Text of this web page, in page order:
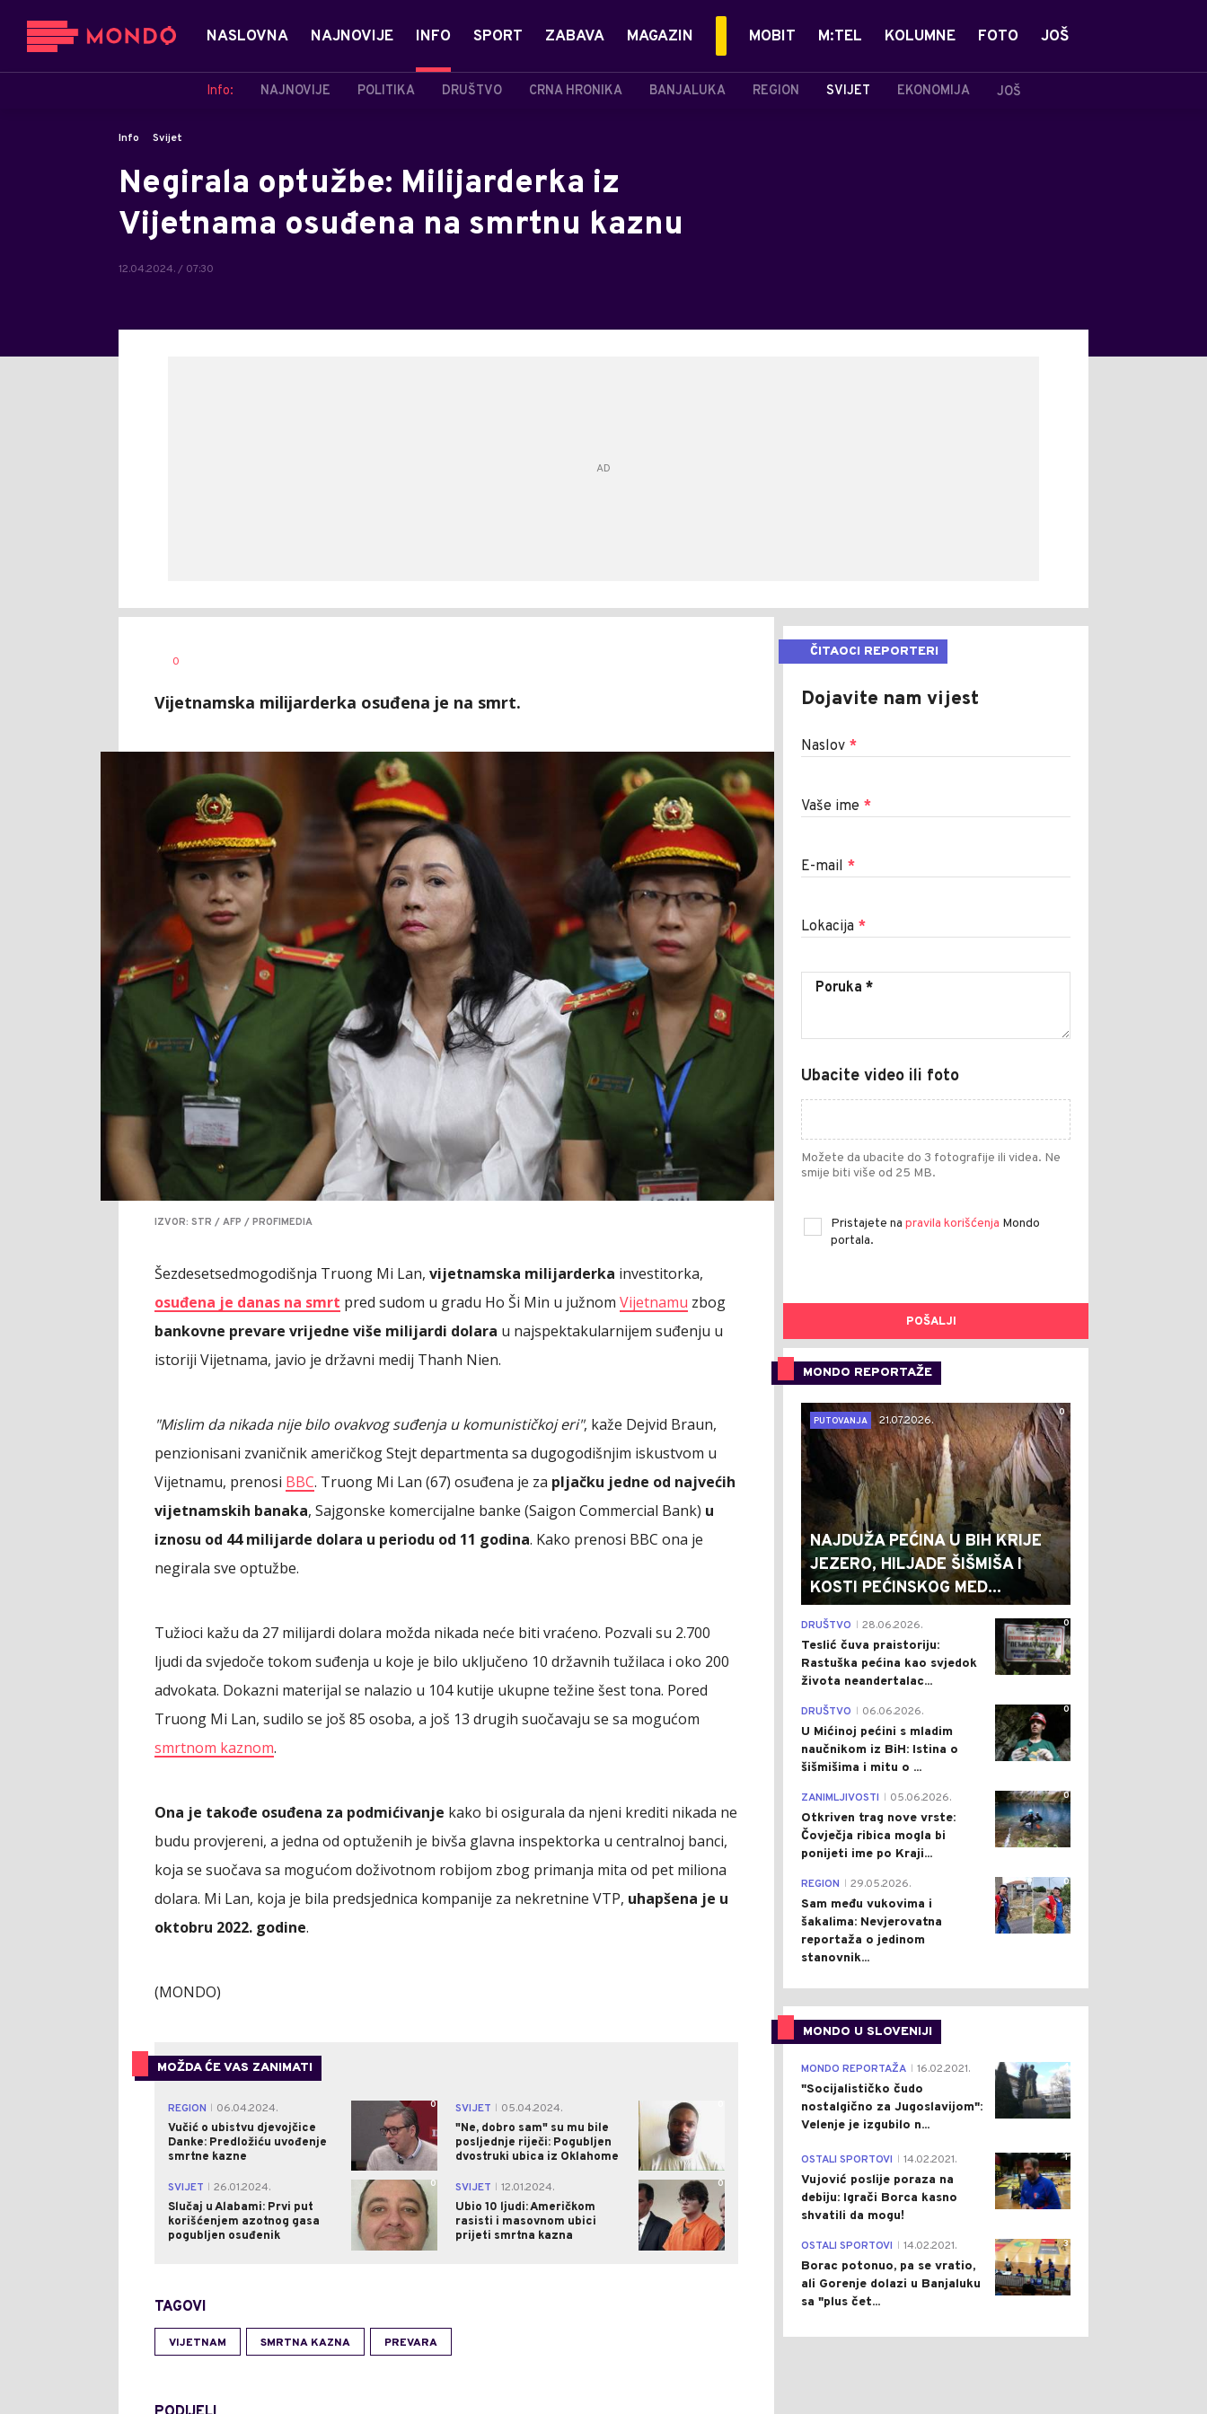
NASLOVNA NAJNOVIJE INFO
Info: NAJNOVIJE POLITIKA DRUŠTVO CRNA HRONIKA BANJALUKA REGION SVIJET EKONOMIJA JOŠ
SPORT ZABAVA MAGAZIN MOBIT M:TEL KOLUMNE FOTO JOŠ
Info Svijet
Negirala optužbe: Milijarderka iz
Vijetnama osuđena na smrtnu kaznu
12.04.2024. / 07:30
AUTOR
0
Vijetnamska milijarderka osuđena je na smrt.
IZVOR: STR / AFP / PROFIMEDIA
Šezdesetsedmogodišnja Truong Mi Lan, vijetnamska milijarderka investitorka,
osuđena je danas na smrt pred sudom u gradu Ho Ši Min u južnom Vijetnamu zbog
bankovne prevare vrijedne više milijardi dolara u najspektakularnijem suđenju u
istoriji Vijetnama, javio je državni medij Thanh Nien.
"Mislim da nikada nije bilo ovakvog suđenja u komunističkoj eri", kaže Dejvid Braun,
penzionisani zvaničnik američkog Stejt departmenta sa dugogodišnjim iskustvom u
Vijetnamu, prenosi BBC. Truong Mi Lan (67) osuđena je za pljačku jedne od najvećih
vijetnamskih banaka, Sajgonske komercijalne banke (Saigon Commercial Bank) u
iznosu od 44 milijarde dolara u periodu od 11 godina. Kako prenosi BBC ona je
negirala sve optužbe.
Tužioci kažu da 27 milijardi dolara možda nikada neće biti vraćeno. Pozvali su 2.700
ljudi da svjedoče tokom suđenja u koje je bilo uključeno 10 državnih tužilaca i oko 200
advokata. Dokazni materijal se nalazio u 104 kutije ukupne težine šest tona. Pored
Truong Mi Lan, sudilo se još 85 osoba, a još 13 drugih suočavaju se sa mogućom
smrtnom kaznom.
Ona je takođe osuđena za podmićivanje kako bi osigurala da njeni krediti nikada ne
budu provjereni, a jedna od optuženih je bivša glavna inspektorka u centralnoj banci,
koja se suočava sa mogućom doživotnom robijom zbog primanja mita od pet miliona
dolara. Mi Lan, koja je bila predsjednica kompanije za nekretnine VTP, uhapšena je u
oktobru 2022. godine.
(MONDO)
MOŽDA ĆE VAS ZANIMATI
REGION
06.04.2024.
Vučić o ubistvu djevojčice
Danke: Predložiću uvođenje
smrtne kazne
0 SVIJET
05.04.2024.
"Ne, dobro sam" su mu bile
posljednje riječi: Pogubljen
dvostruki ubica iz Oklahome
SVIJET
26.01.2024.
Slučaj u Alabami: Prvi put
korišćenjem azotnog gasa
pogubljen osuđenik
0 SVIJET
12.01.2024.
Ubio 10 ljudi: Američkom
rasisti i masovnom ubici
prijeti smrtna kazna
0
TAGOVI
VIJETNAM SMRTNA KAZNA PREVARA
ČITAOCI REPORTERI
Dojavite nam vijest
Naslov *
Vaše ime *
E-mail *
Lokacija *
Ubacite video ili foto
Možete da ubacite do 3 fotografije ili videa. Ne
smije biti više od 25 MB.
Pristajete na pravila korišćenja Mondo
portala.
POŠALJI
MONDO REPORTAŽE
0
PUTOVANJA
21.07.2026.
NAJDUŽA PEĆINA U BIH KRIJE
JEZERO, HILJADE ŠIŠMIŠA I
KOSTI PEĆINSKOG MED...
0
DRUŠTVO 28.06.2026.
Teslić čuva praistoriju:
Rastuška pećina kao svjedok
života neandertalac...
0
DRUŠTVO 06.06.2026.
U Mićinoj pećini s mladim
naučnikom iz BiH: Istina o
šišmišima i mitu o ...
0
ZANIMLJIVOSTI 05.06.2026.
Otkriven trag nove vrste:
Čovječja ribica mogla bi
ponijeti ime po Kraji...
0
REGION 29.05.2026.
Sam među vukovima i
šakalima: Nevjerovatna
reportaža o jedinom
stanovnik...
MONDO U SLOVENIJI
4
MONDO REPORTAŽA 16.02.2021.
"Socijalističko čudo
nostalgično za Jugoslavijom":
Velenje je izgubilo n...
1
OSTALI SPORTOVI 14.02.2021.
Vujović poslije poraza na
debiju: Igrači Borca kasno
shvatili da mogu!
3
OSTALI SPORTOVI 14.02.2021.
Borac potonuo, pa se vratio,
ali Gorenje dolazi u Banjaluku
sa "plus čet...